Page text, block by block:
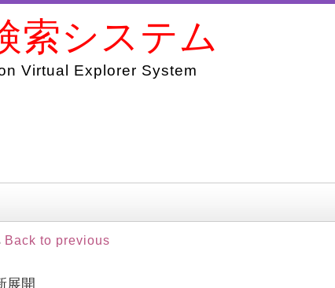
索システム
Virtual Explorer System
Back to previous
展開